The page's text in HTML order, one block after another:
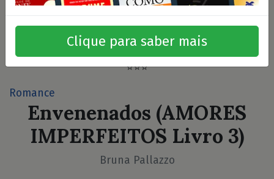
⭐⭐⭐
Romance
Envenenados (AMORES
IMPERFEITOS Livro 3)
Bruna Pallazzo
Clique para saber mais